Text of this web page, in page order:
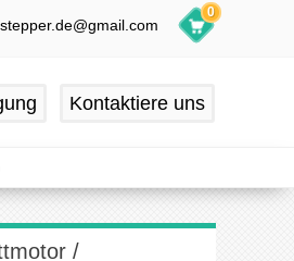
0
Kontaktiere uns
/